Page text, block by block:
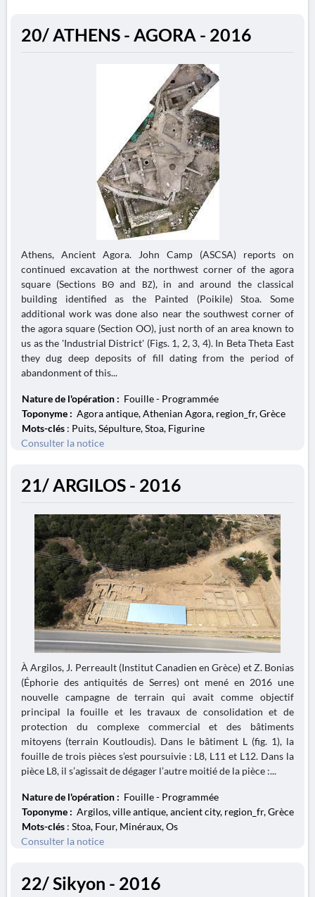
20/ ATHENS - AGORA - 2016
Athens, Ancient Agora. John Camp (ASCSA) reports on
continued excavation at the northwest corner of the agora
square (Sections ΒΘ and ΒΖ), in and around the classical
building identified as the Painted (Poikile) Stoa. Some
additional work was done also near the southwest corner of
the agora square (Section OO), just north of an area known to
us as the 'Industrial District' (Figs. 1, 2, 3, 4). In Beta Theta East
they dug deep deposits of fill dating from the period of
abandonment of this...
Nature de l'opération : Fouille - Programmée
Toponyme : Agora antique, Athenian Agora, region_fr, Grèce
Mots-clés : Puits, Sépulture, Stoa, Figurine
Consulter la notice
21/ ARGILOS - 2016
À Argilos, J. Perreault (Institut Canadien en Grèce) et Z. Bonias
(Éphorie des antiquités de Serres) ont mené en 2016 une
nouvelle campagne de terrain qui avait comme objectif
principal la fouille et les travaux de consolidation et de
protection du complexe commercial et des bâtiments
mitoyens (terrain Koutloudis). Dans le bâtiment L (fig. 1), la
fouille de trois pièces s’est poursuivie : L8, L11 et L12. Dans la
pièce L8, il s’agissait de dégager l’autre moitié de la pièce :...
Nature de l'opération : Fouille - Programmée
Toponyme : Argilos, ville antique, ancient city, region_fr, Grèce
Mots-clés : Stoa, Four, Minéraux, Os
Consulter la notice
22/ Sikyon - 2016